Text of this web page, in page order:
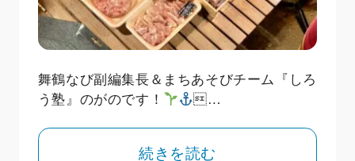
舞鶴なび副編集長＆まちあそびチーム『しろ
う塾』のがのです！
…
続きを読む